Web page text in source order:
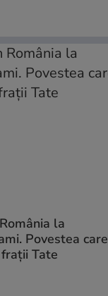
la
Povestea care
Tate